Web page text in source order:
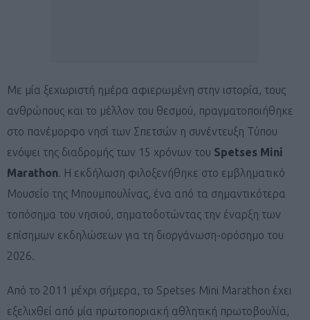
Με μία ξεχωριστή ημέρα αφιερωμένη στην ιστορία, τους
ανθρώπους και το μέλλον του θεσμού, πραγματοποιήθηκε
στο πανέμορφο νησί των Σπετσών η συνέντευξη Τύπου
ενόψει της διαδρομής των 15 χρόνων του Spetses Mini
Marathon. Η εκδήλωση φιλοξενήθηκε στο εμβληματικό
Μουσείο της Μπουμπουλίνας, ένα από τα σημαντικότερα
τοπόσημα του νησιού, σηματοδοτώντας την έναρξη των
επίσημων εκδηλώσεων για τη διοργάνωση-ορόσημο του
2026.
Από το 2011 μέχρι σήμερα, το Spetses Mini Marathon έχει
εξελιχθεί από μία πρωτοποριακή αθλητική πρωτοβουλία,